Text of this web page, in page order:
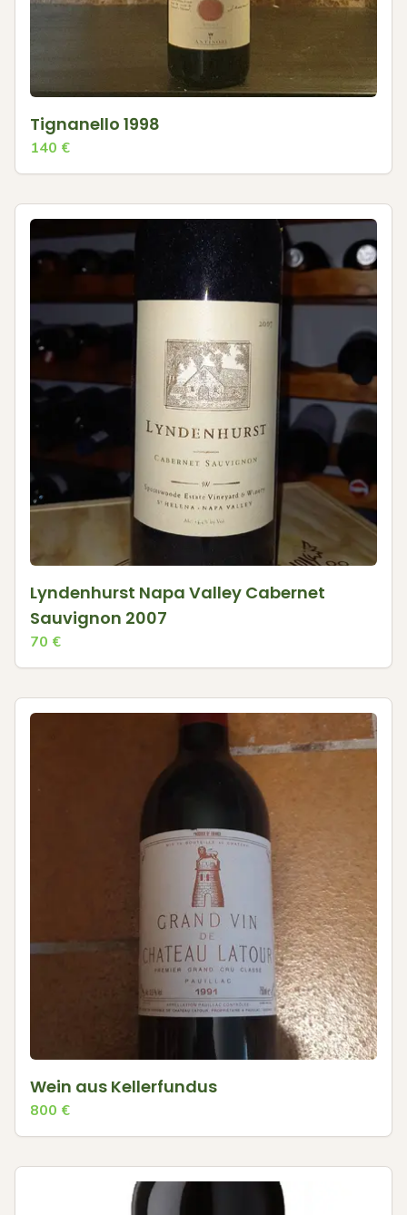
Tignanello 1998
140 €
Lyndenhurst Napa Valley Cabernet
Sauvignon 2007
70 €
Wein aus Kellerfundus
800 €